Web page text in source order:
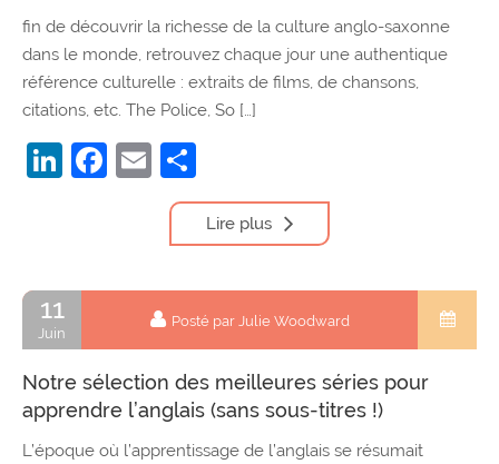
fin de découvrir la richesse de la culture anglo-saxonne
dans le monde, retrouvez chaque jour une authentique
référence culturelle : extraits de films, de chansons,
citations, etc. The Police, So […]
LinkedIn
Facebook
Email
Lire plus
11
Juin
Posté par Julie Woodward
Notre sélection des meilleures séries pour
apprendre l’anglais (sans sous-titres !)
L’époque où l’apprentissage de l’anglais se résumait